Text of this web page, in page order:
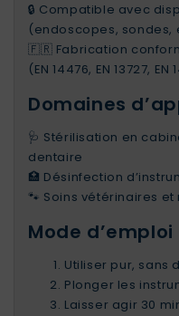
🔒 Compatible avec
(endoscopes, sondes,
🇫🇷 Fabrication
(EN 14476, EN 13727, EN
Domaines
🩺 Stérilisation en
dentaire
🏥 Désinfection
🐾 Soins vétérinaires
Mode d’emploi
Utiliser pur, sans
Plonger les
Laisser agir 30